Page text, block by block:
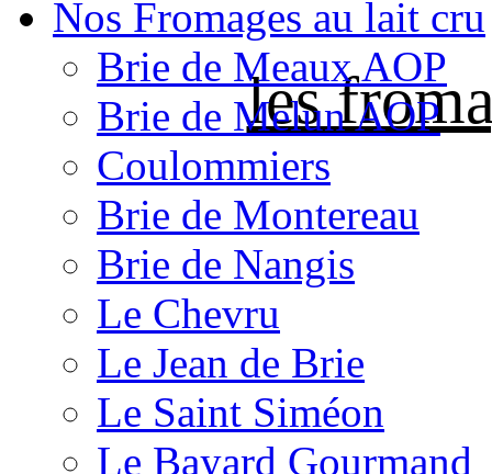
les
Nos Fromages au lait cru
Brie de Meaux AOP
Brie de Melun AOP
Coulommiers
Brie de Montereau
Brie de Nangis
Le Chevru
Le Jean de Brie
Le Saint Siméon
Le Bayard Gourmand